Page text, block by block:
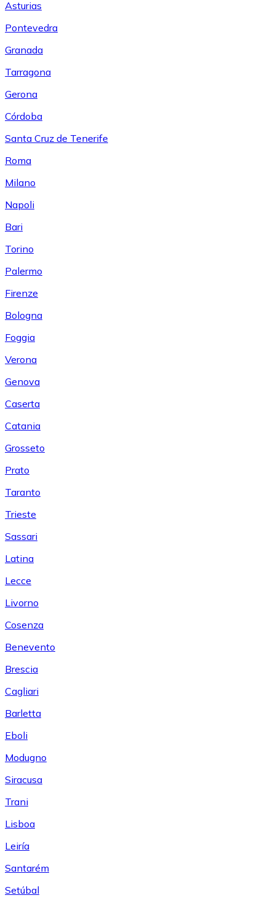
Asturias
Pontevedra
Granada
Tarragona
Gerona
Córdoba
Santa Cruz de Tenerife
Roma
Milano
Napoli
Bari
Torino
Palermo
Firenze
Bologna
Foggia
Verona
Genova
Caserta
Catania
Grosseto
Prato
Taranto
Trieste
Sassari
Latina
Lecce
Livorno
Cosenza
Benevento
Brescia
Cagliari
Barletta
Eboli
Modugno
Siracusa
Trani
Lisboa
Leiría
Santarém
Setúbal